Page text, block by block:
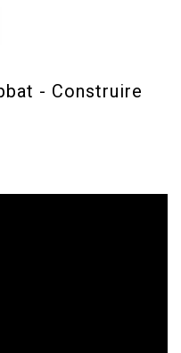
- Construire